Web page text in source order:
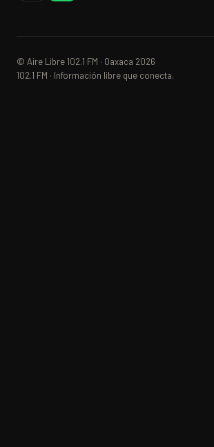
© Aire Libre 102.1 FM · Oaxaca 2026
102.1 FM · Información libre que conecta.